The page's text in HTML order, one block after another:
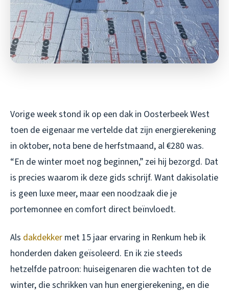
Vorige week stond ik op een dak in Oosterbeek West
toen de eigenaar me vertelde dat zijn energierekening
in oktober, nota bene de herfstmaand, al €280 was.
“En de winter moet nog beginnen,” zei hij bezorgd. Dat
is precies waarom ik deze gids schrijf. Want dakisolatie
is geen luxe meer, maar een noodzaak die je
portemonnee en comfort direct beïnvloedt.
Als dakdekker met 15 jaar ervaring in Renkum heb ik
honderden daken geïsoleerd. En ik zie steeds
hetzelfde patroon: huiseigenaren die wachten tot de
winter, die schrikken van hun energierekening, en die